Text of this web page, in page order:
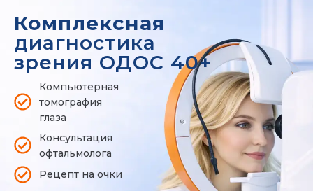
Комплексная
диагностика
зрения ОДОС 40+
Компьютерная
томография
глаза
Консультация
офтальмолога
Рецепт на очки